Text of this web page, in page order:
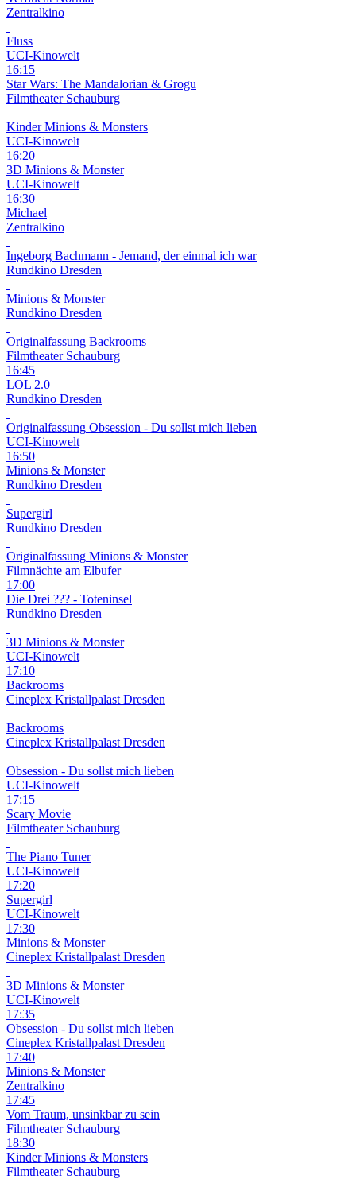
Zentralkino
Fluss
UCI-Kinowelt
16:15
Star Wars: The Mandalorian & Grogu
Filmtheater Schauburg
Kinder Minions & Monsters
UCI-Kinowelt
16:20
3D Minions & Monster
UCI-Kinowelt
16:30
Michael
Zentralkino
Ingeborg Bachmann - Jemand, der einmal ich war
Rundkino Dresden
Minions & Monster
Rundkino Dresden
Originalfassung Backrooms
Filmtheater Schauburg
16:45
LOL 2.0
Rundkino Dresden
Originalfassung Obsession - Du sollst mich lieben
UCI-Kinowelt
16:50
Minions & Monster
Rundkino Dresden
Supergirl
Rundkino Dresden
Originalfassung Minions & Monster
Filmnächte am Elbufer
17:00
Die Drei ??? - Toteninsel
Rundkino Dresden
3D Minions & Monster
UCI-Kinowelt
17:10
Backrooms
Cineplex Kristallpalast Dresden
Backrooms
Cineplex Kristallpalast Dresden
Obsession - Du sollst mich lieben
UCI-Kinowelt
17:15
Scary Movie
Filmtheater Schauburg
The Piano Tuner
UCI-Kinowelt
17:20
Supergirl
UCI-Kinowelt
17:30
Minions & Monster
Cineplex Kristallpalast Dresden
3D Minions & Monster
UCI-Kinowelt
17:35
Obsession - Du sollst mich lieben
Cineplex Kristallpalast Dresden
17:40
Minions & Monster
Zentralkino
17:45
Vom Traum, unsinkbar zu sein
Filmtheater Schauburg
18:30
Kinder Minions & Monsters
Filmtheater Schauburg